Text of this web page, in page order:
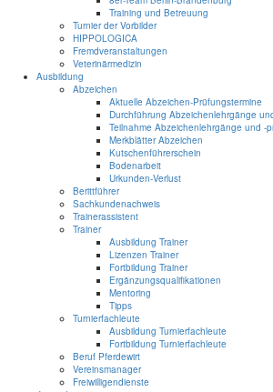
Training und Betreuung
Turnier der Vorbilder
HIPPOLOGICA
Fremdveranstaltungen
Veterinärmedizin
Ausbildung
Abzeichen
Aktuelle Abzeichen-Prüfungstermine
Durchführung Abzeichenlehrgänge
Teilnahme Abzeichenlehrgänge und -
Merkblätter Abzeichen
Kutschenführerschein
Bodenarbeit
Urkunden-Verlust
Berittführer
Sachkundenachweis
Trainerassistent
Trainer
Ausbildung Trainer
Lizenzen Trainer
Fortbildung Trainer
Ergänzungsqualifikationen
Mentoring
Tipps
Turnierfachleute
Ausbildung Turnierfachleute
Fortbildung Turnierfachleute
Beruf Pferdewirt
Vereinsmanager
Freiwilligendienste